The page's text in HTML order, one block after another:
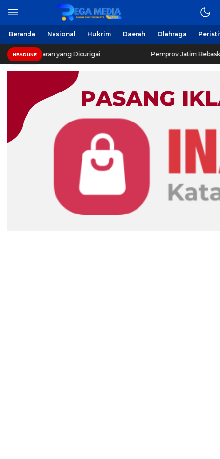
Beranda Nasional Hukrim Daerah Olahraga
HEADLINE
yang Dicurigai Pemprov Jatim Bebaskan Pajak